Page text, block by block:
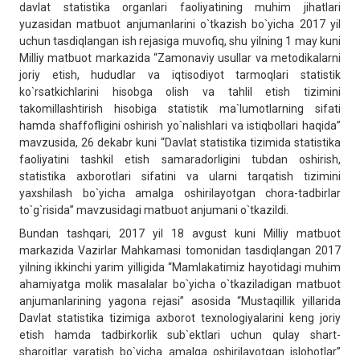
davlat statistika organlari faoliyatining muhim jihatlari
yuzasidan matbuot anjumanlarini o`tkazish bo`yicha 2017 yil
uchun tasdiqlangan ish rejasiga muvofiq, shu yilning 1 may kuni
Milliy matbuot markazida “Zamonaviy usullar va metodikalarni
joriy etish, hududlar va iqtisodiyot tarmoqlari statistik
ko`rsatkichlarini hisobga olish va tahlil etish tizimini
takomillashtirish hisobiga statistik ma`lumotlarning sifati
hamda shaffofligini oshirish yo`nalishlari va istiqbollari haqida”
mavzusida, 26 dekabr kuni “Davlat statistika tizimida statistika
faoliyatini tashkil etish samaradorligini tubdan oshirish,
statistika axborotlari sifatini va ularni tarqatish tizimini
yaxshilash bo`yicha amalga oshirilayotgan chora-tadbirlar
to`g`risida” mavzusidagi matbuot anjumani o`tkazildi.
Bundan tashqari, 2017 yil 18 avgust kuni Milliy matbuot
markazida Vazirlar Mahkamasi tomonidan tasdiqlangan 2017
yilning ikkinchi yarim yilligida “Mamlakatimiz hayotidagi muhim
ahamiyatga molik masalalar bo`yicha o`tkaziladigan matbuot
anjumanlarining yagona rejasi” asosida “Mustaqillik yillarida
Davlat statistika tizimiga axborot texnologiyalarini keng joriy
etish hamda tadbirkorlik sub`ektlari uchun qulay shart-
sharoitlar yaratish bo`yicha amalga oshirilayotgan islohotlar”